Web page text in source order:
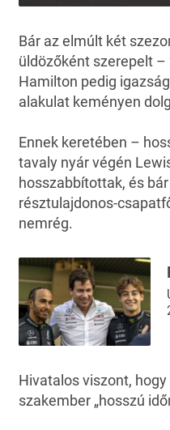
Bár az elmúlt két
üldözőként szerepelt
Hamilton pedig
alakulat keményen
Ennek keretében –
tavaly nyár végén
hosszabbítottak, és
résztulajdonos-
nemrég.
Hivatalos viszont,
szakember „hosszú